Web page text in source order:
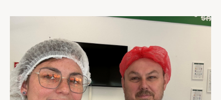
Développement professionnel
Devenir Membre